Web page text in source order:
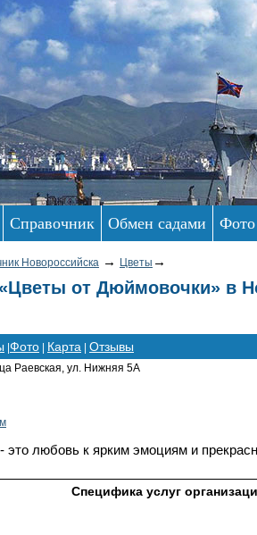
Справочник Обмен садами Фото
Новороссийска → Цветы →
от Дюймовочки» в
Фото Карта Отзывы
Раевская, ул. Нижняя 5А
любовь к ярким эмоциям и
Специфика услуг